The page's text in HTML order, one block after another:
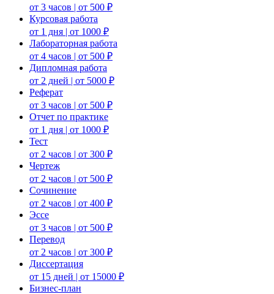
от 3 часов | от 500 ₽
Курсовая работа
от 1 дня | от 1000 ₽
Лабораторная работа
от 4 часов | от 500 ₽
Дипломная работа
от 2 дней | от 5000 ₽
Реферат
от 3 часов | от 500 ₽
Отчет по практике
от 1 дня | от 1000 ₽
Тест
от 2 часов | от 300 ₽
Чертеж
от 2 часов | от 500 ₽
Сочинение
от 2 часов | от 400 ₽
Эссе
от 3 часов | от 500 ₽
Перевод
от 2 часов | от 300 ₽
Диссертация
от 15 дней | от 15000 ₽
Бизнес-план